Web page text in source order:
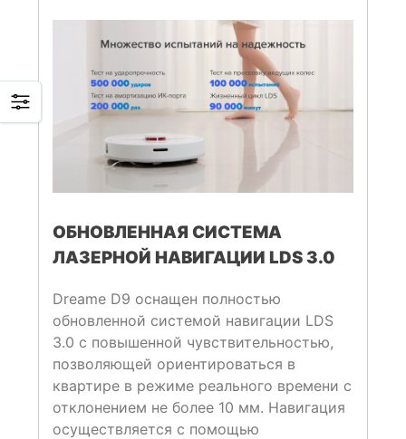
ОБНОВЛЕННАЯ СИСТЕМА
ЛАЗЕРНОЙ НАВИГАЦИИ LDS 3.0
Dreame D9 оснащен полностью
обновленной системой навигации LDS
3.0 с повышенной чувствительностью,
позволяющей ориентироваться в
квартире в режиме реального времени с
отклонением не более 10 мм. Навигация
осуществляется с помощью